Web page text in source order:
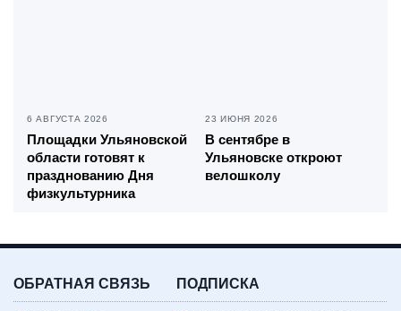
6 АВГУСТА 2026
Площадки Ульяновской
области готовят к
празднованию Дня
физкультурника
23 ИЮНЯ 2026
В сентябре в
Ульяновске откроют
велошколу
ОБРАТНАЯ СВЯЗЬ ПОДПИСКА